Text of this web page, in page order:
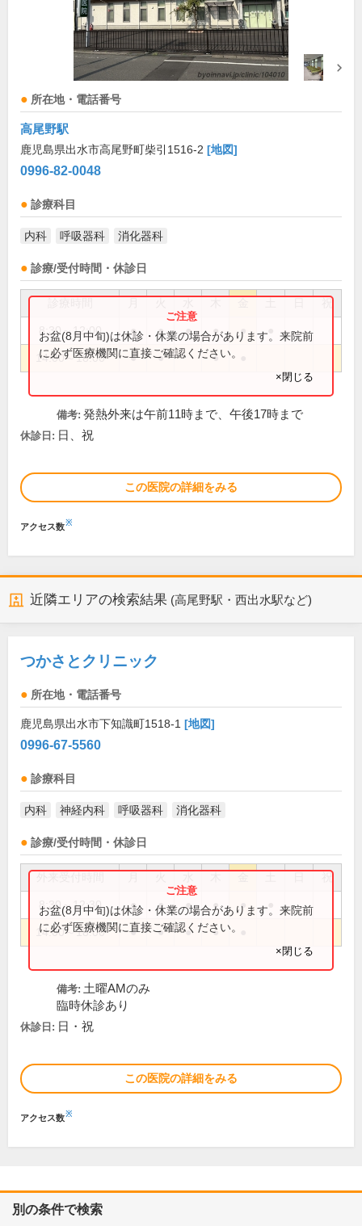
所在地・電話番号
高尾野駅
鹿児島県出水市高尾野町柴引1516-2 [地図]
0996-82-0048
診療科目
内科 呼吸器科 消化器科
診療/受付時間・休診日
祝
8:30～12:00 ● ● ● ● ●
14:00～18:00 ● ● ●
お盆(8月中旬)は休診・休業の場合があります。来院前
に必ず医療機関に直接ご確認ください。
×閉じる
備考: 発熱外来は午前11時まで、午後17時まで
休診日: 日、祝
この医院の詳細をみる
アクセス数※
近隣エリアの検索結果 (高尾野駅・西出水駅など)
つかさとクリニック
所在地・電話番号
鹿児島県出水市下知識町1518-1 [地図]
0996-67-5560
診療科目
内科 神経内科 呼吸器科 消化器科
診療/受付時間・休診日
祝
8:30～12:30 ● ● ● ● ●
14:00～18:00 ● ● ● ●
お盆(8月中旬)は休診・休業の場合があります。来院前
に必ず医療機関に直接ご確認ください。
×閉じる
備考: 土曜AMのみ
臨時休診あり
休診日: 日・祝
この医院の詳細をみる
アクセス数※
別の条件で検索